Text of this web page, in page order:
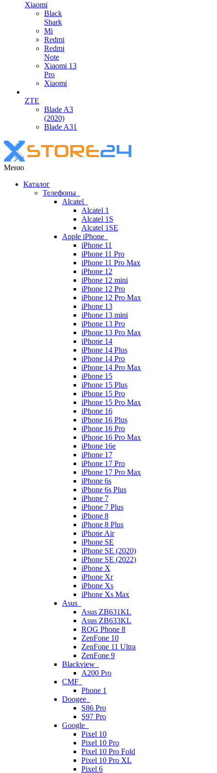
Xiaomi
Black
Shark
Mi
Redmi
Redmi
Note
Xiaomi 13
Pro
Xiaomi
ZTE
Blade A3
(2020)
Blade A31
Меню
Каталог
Телефоны
Alcatel
Alcatel 1
Alcatel 1S
Alcatel 1SE
Apple iPhone
iPhone 11
iPhone 11 Pro
iPhone 11 Pro Max
iPhone 12
iPhone 12 mini
iPhone 12 Pro
iPhone 12 Pro Max
iPhone 13
iPhone 13 mini
iPhone 13 Pro
iPhone 13 Pro Max
iPhone 14
iPhone 14 Plus
iPhone 14 Pro
iPhone 14 Pro Max
iPhone 15
iPhone 15 Plus
iPhone 15 Pro
iPhone 15 Pro Max
iPhone 16
iPhone 16 Plus
iPhone 16 Pro
iPhone 16 Pro Max
iPhone 16e
iPhone 17
iPhone 17 Pro
iPhone 17 Pro Max
iPhone 6s
iPhone 6s Plus
iPhone 7
iPhone 7 Plus
iPhone 8
iPhone 8 Plus
iPhone Air
iPhone SE
iPhone SE (2020)
iPhone SE (2022)
iPhone X
iPhone Xr
iPhone Xs
iPhone Xs Max
Asus
Asus ZB631KL
Asus ZB633KL
ROG Phone 8
ZenFone 10
ZenFone 11 Ultra
ZenFone 9
Blackview
A200 Pro
CMF
Phone 1
Doogee
S86 Pro
S97 Pro
Google
Pixel 10
Pixel 10 Pro
Pixel 10 Pro Fold
Pixel 10 Pro XL
Pixel 6